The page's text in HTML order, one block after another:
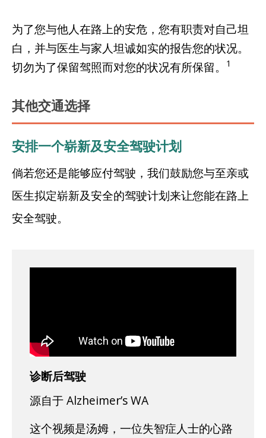
为了您与他人在路上的安危，您有职责对自己坦
白，并与医生与家人坦诚如实的报告您的状况。
切勿为了保留驾照而对您的状况有所保留。
1
其他交通选择
安排一个崭新及安全驾驶计划
倘若您还是能够应付驾驶，我们鼓励您与至亲或
医生拟定崭新及安全的驾驶计划来让您能在路上
安全驾驶。
诊断后驾驶
源自于 Alzheimer’s WA
这个视频是汤姆，一位失智症人士的心路